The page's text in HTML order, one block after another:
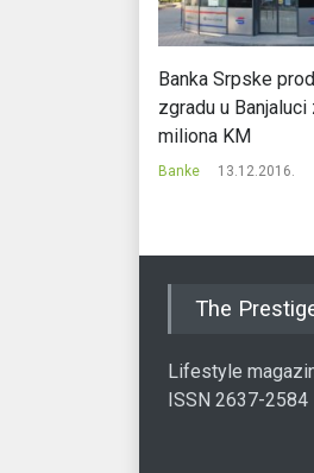
Banka Srpske
zgradu u Banjaluci
miliona KM
Banke 13.12.2016.
The
Lifestyle
ISSN 2637-2584